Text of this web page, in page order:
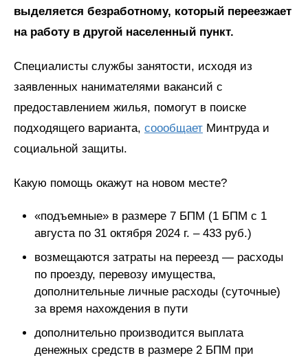
выделяется безработному, который переезжает
на работу в другой населенный пункт.
Специалисты службы занятости, исходя из
заявленных нанимателями вакансий с
предоставлением жилья, помогут в поиске
подходящего варианта, соообщает Минтруда и
социальной защиты.
Какую помощь окажут на новом месте?
«подъемные» в размере 7 БПМ (1 БПМ с 1
августа по 31 октября 2024 г. – 433 руб.)
возмещаются затраты на переезд — расходы
по проезду, перевозу имущества,
дополнительные личные расходы (суточные)
за время нахождения в пути
дополнительно производится выплата
денежных средств в размере 2 БПМ при